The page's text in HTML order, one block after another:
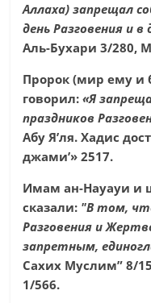
Аллаха) запрещал
день Разговения и
Аль-Бухари 3/280,
Пророк (мир ему и
говорил:«Я
праздников
Абу Я’ля. Хадис
джами’» 2517.
Имам ан-Науауи и
сказали: "В том,
Разговения и
запретным,
Сахих Муслим” 8/
1/566.